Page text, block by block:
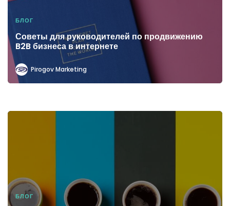
БЛОГ
Советы для руководителей по продвижению
B2B бизнеса в интернете
Pirogov Marketing
БЛОГ